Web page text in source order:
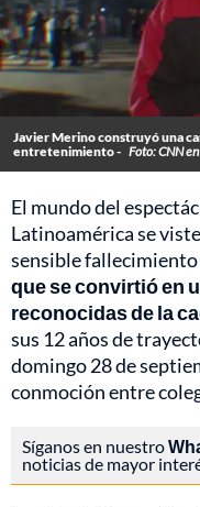
Javier Merino construyó una
entretenimiento - Foto: CNN
El mundo del
Latinoamérica se
sensible fallecimiento
que se convirtió en
reconocidas de la
sus 12 años de
domingo 28 de
conmoción entre
Síganos en nuestro
noticias de mayor